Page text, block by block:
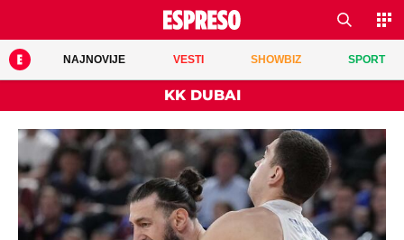
NAJNOVIJE VESTI SHOWBIZ SPORT
KK DUBAI